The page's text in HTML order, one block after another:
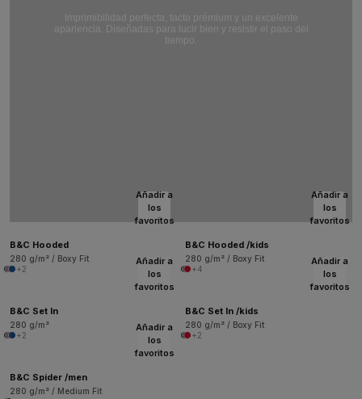
Imprimibilidad perfecta, tacto prémium y un excelente
apariencia. Diseñadas para lucir bien y resistir el paso del
tiempo.
Añadir a
los
favoritos
B&C Hooded
280 g/m² / Boxy Fit
+2
Añadir a
los
favoritos
B&C Hooded /kids
280 g/m² / Boxy Fit
+4
Añadir a
los
favoritos
B&C Set In
280 g/m²
+2
Añadir a
los
favoritos
B&C Set In /kids
280 g/m² / Boxy Fit
+2
Añadir a
los
favoritos
B&C Spider /men
280 g/m² / Medium Fit